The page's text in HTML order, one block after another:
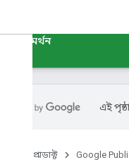
সমর্থন
এই
প্রোডাক্ট Google